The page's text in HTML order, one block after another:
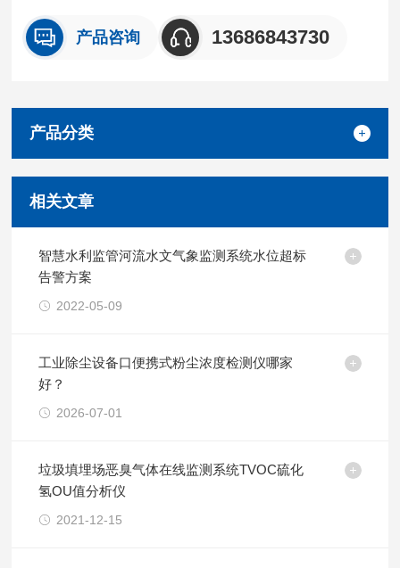
产品咨询 13686843730
产品分类
相关文章
智慧水利监管河流水文气象监测系统水位超标
告警方案
2022-05-09
工业除尘设备口便携式粉尘浓度检测仪哪家
好？
2026-07-01
垃圾填埋场恶臭气体在线监测系统TVOC硫化
氢OU值分析仪
2021-12-15